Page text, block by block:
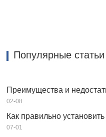
Популярные статьи
02-08
Как правильно
07-01